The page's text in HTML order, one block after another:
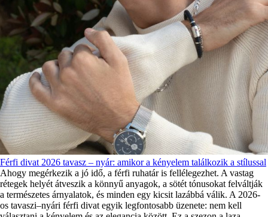
Férfi divat 2026 tavasz – nyár: amikor a kényelem találkozik a stílussal
Ahogy megérkezik a jó idő, a férfi ruhatár is fellélegezhet. A vastag
rétegek helyét átveszik a könnyű anyagok, a sötét tónusokat felváltják
a természetes árnyalatok, és minden egy kicsit lazábbá válik. A 2026-
os tavaszi–nyári férfi divat egyik legfontosabb üzenete: nem kell